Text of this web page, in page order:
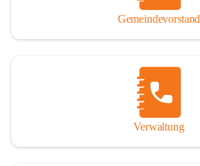
Gemeindevorstand
Verwaltung